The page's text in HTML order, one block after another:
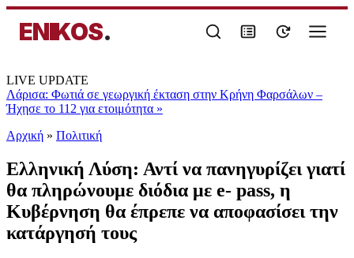
ENIKOS.
LIVE UPDATE
Λάρισα: Φωτιά σε γεωργική έκταση στην Κρήνη Φαρσάλων –
Ήχησε το 112 για ετοιμότητα »
Αρχική » Πολιτική
Ελληνική Λύση: Αντί να πανηγυρίζει γιατί
θα πληρώνουμε διόδια με e- pass, η
Κυβέρνηση θα έπρεπε να αποφασίσει την
κατάργησή τους